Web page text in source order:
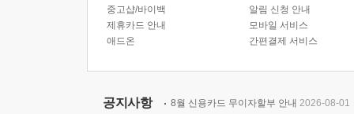
중고샵/바이백
제휴카드 안내
애드온
알림 신청 안내
모바일 서비스
간편결제 서비스
공지사항 8월 신용카드 무이자할부 안내 2026-08-01